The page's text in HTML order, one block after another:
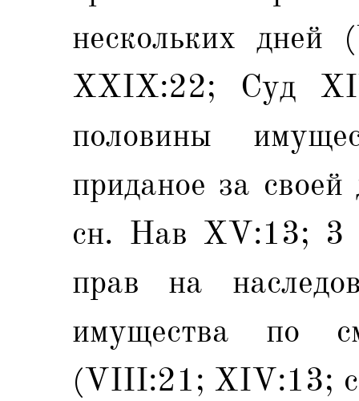
нескольких
XXIX:22; Суд
половины
приданое за
сн. Нав ХV:13; 3
прав на
имущества по
(VIII:21; XIV:13;